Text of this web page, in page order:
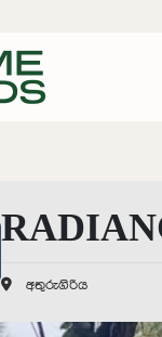
අතුරුගිරිය